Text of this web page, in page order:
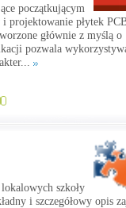
początkującym
projektowanie płytek
głównie z myślą o
pozwala
szkoły
i szczegółowy opis